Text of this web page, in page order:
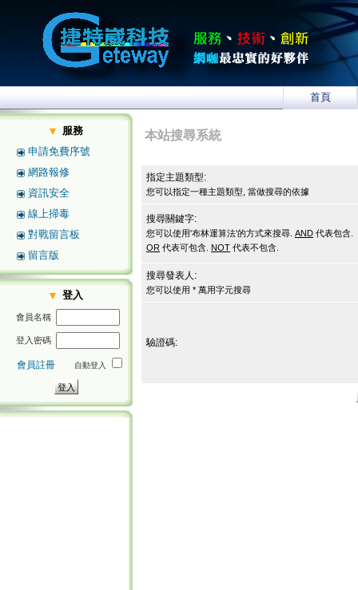
首頁
服務
申請免費序號
網路報修
資訊安全
線上掃毒
對戰留言板
留言版
登入
會員名稱
登入密碼
會員註冊 自動登入
本站搜尋系統
指定主題類型:
您可以指定一種主題類型, 當做搜尋的依據
搜尋關鍵字:
您可以使用'布林運算法'的方式來搜尋. AND 代表包含.
OR 代表可包含. NOT 代表不包含.
搜尋發表人:
您可以使用 * 萬用字元搜尋
驗證碼: